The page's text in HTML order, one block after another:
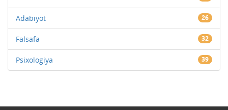
Adabiyot 26
Falsafa 32
Psixologiya 39